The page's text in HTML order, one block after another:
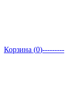
Корзина (0)---------